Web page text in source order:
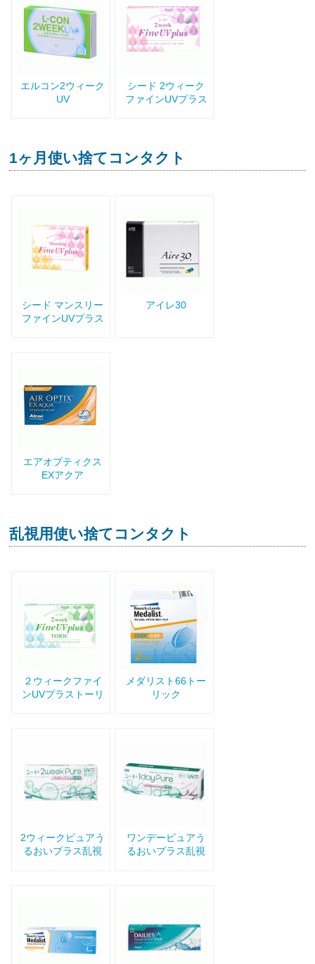
エルコン2ウィーク
UV
シード 2ウィーク
ファインUVプラス
1ヶ月使い捨てコンタクト
シード マンスリー
ファインUVプラス
アイレ30
エアオプティクス
EXアクア
乱視用使い捨てコンタクト
２ウィークファイ
ンUVプラストーリ
メダリスト66トー
リック
2ウィークピュアう
るおいプラス乱視
ワンデーピュアう
るおいプラス乱視